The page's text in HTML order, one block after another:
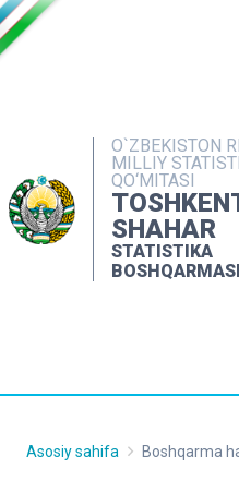
O`ZBEKISTON
MILLIY
QO‘MITASI
SHAHAR
STATISTIKA
BOSHQARMASI
Asosiy sahifa Boshqarma